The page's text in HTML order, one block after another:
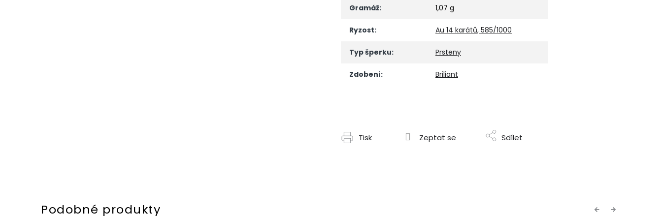
Gramáž: 1,07 g
Ryzost: Au 14 karátů, 585/1000
Typ šperku: Prsteny
Zdobení: Briliant
Tisk Zeptat se Sdílet
Previous
Next